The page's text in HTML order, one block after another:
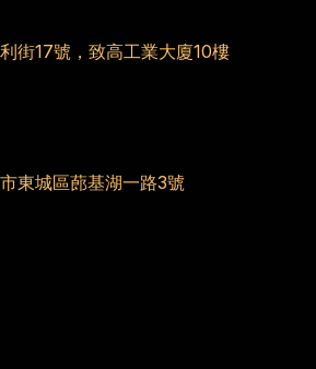
街17號，致高工業大廈10樓
東城區蓢基湖一路3號